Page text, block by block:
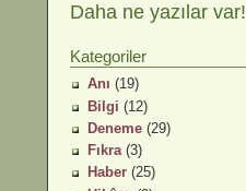
Daha ne yazılar var!
Kategoriler
Anı (19)
Bilgi (12)
Deneme (29)
Fıkra(3)
Haber (25)